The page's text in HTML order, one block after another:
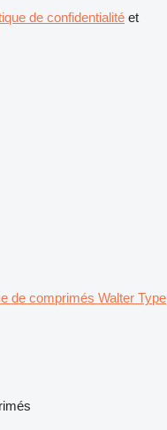
de confidentialité et
de comprimés Walter Type